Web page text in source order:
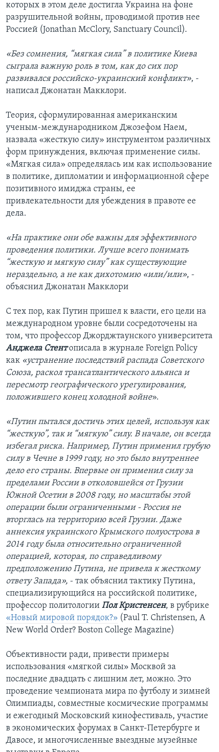
которых в этом деле достигла Украина на фоне
разрушительной войны, проводимой против нее
Россией (Jonathan McClory, Sanctuary Council).
«Без сомнения, “мягкая сила” в политике Киева
сыграла важную роль в том, как до сих пор
развивался российско-украинский конфликт», -
написал Джонатан Макклори.
Теория, сформулированная американским
ученым-международником Джозефом Наем,
назвала «жесткую силу» инструментом различных
форм принуждения, включая применение силы.
«Мягкая сила» определялась им как использование
в политике, дипломатии и информационной сфере
позитивного имиджа страны, ее
привлекательности для убеждения в правоте ее
дела.
«На практике они обе важны для эффективного
проведения политики. Лучше всего понимать
“жесткую и мягкую силу” как существующие
нераздельно, а не как дихотомию «или/или», -
объяснил Джонатан Макклори
С тех пор, как Путин пришел к власти, его цели на
международном уровне были сосредоточены на
том, что профессор Джорджтаунского университета
Анджела Стентописала в журнале Foreign Policy
как «устранение последствий распада Советского
Союза, раскол трансатлантического альянса и
пересмотр географического урегулирования,
положившего конец холодной войне».
«Путин пытался достичь этих целей, используя как
“жесткую”, так и “мягкую” силу. В начале, он всегда
избегал риска. Например, Путин применил грубую
силу в Чечне в 1999 году, но это было внутреннее
дело его страны. Впервые он применил силу за
пределами России в отколовшейся от Грузии
Южной Осетии в 2008 году, но масштабы этой
операции были ограниченными - Россия не
вторглась на территорию всей Грузии. Даже
аннексия украинского Крымского полуострова в
2014 году была относительно ограниченной
операцией, которая, по справедливому
предположению Путина, не привела к жесткому
ответу Запада», - так объяснил тактику Путина,
специализирующийся на российской политике,
профессор политологии Пол Кристенсен, в рубрике
«Новый мировой порядок?» (Paul T. Christensen, A
New World Order? Boston College Magazine)
Объективности ради, привести примеры
использования «мягкой силы» Москвой за
последние двадцать с лишним лет, можно. Это
проведение чемпионата мира по футболу и зимней
Олимпиады, совместные космические программы
и ежегодный Московский кинофестиваль, участие
в экономических форумах в Санкт-Петербурге и
Давосе, и многочисленные выездные музейные